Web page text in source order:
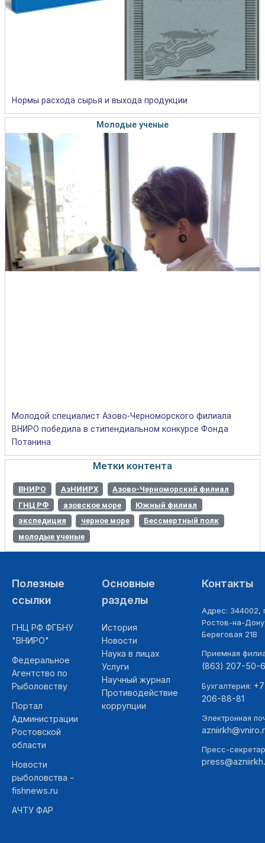
Нормы расхода сырья и выхода продукции
Молодые ученые
Молодой специалист Азово-Черноморского филиала
ВНИРО победила в стипендиальном конкурсе Фонда
Потанина
Метки контента
ВНИРО АзНИИРХ
Азово-Черноморский филиал
ГНЦ РФ
азовское море
Южный филиал
экспедиция
черное море
Бессмертный полк
молодые ученые
Полезные
ссылки
ГНЦ РФ ФГБНУ
"ВНИРО"
Федеральное
Агентство по
Рыболовству
Портал
Администрации
Ростовской
области
Новости
рыболовства -
fishnews.ru
АЧТУ ФАР
Основные
разделы
История
Новости
Наука в лицах
Услуги
Научный журнал
Противодействие
коррупции
Контакты
Адрес: 344002,
Ростов-на-
Береговая 21В
Приемная
(863) 207-50-
Бухгалтерия:
206-88-81
Электронная
Пресс-